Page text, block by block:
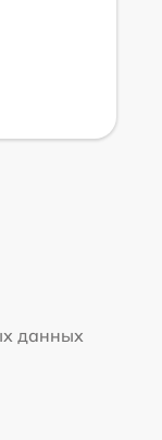
данных